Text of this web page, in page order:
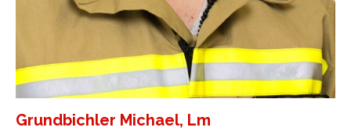
Grundbichler Michael, Lm